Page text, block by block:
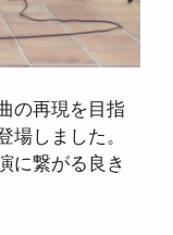
の再現を目指
場しました。
に繋がる良き